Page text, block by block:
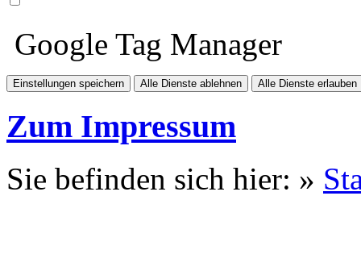
Google Tag Manager
Einstellungen speichern Alle Dienste ablehnen Alle Dienste erlauben
Zum Impressum
Sie befinden sich hier: »